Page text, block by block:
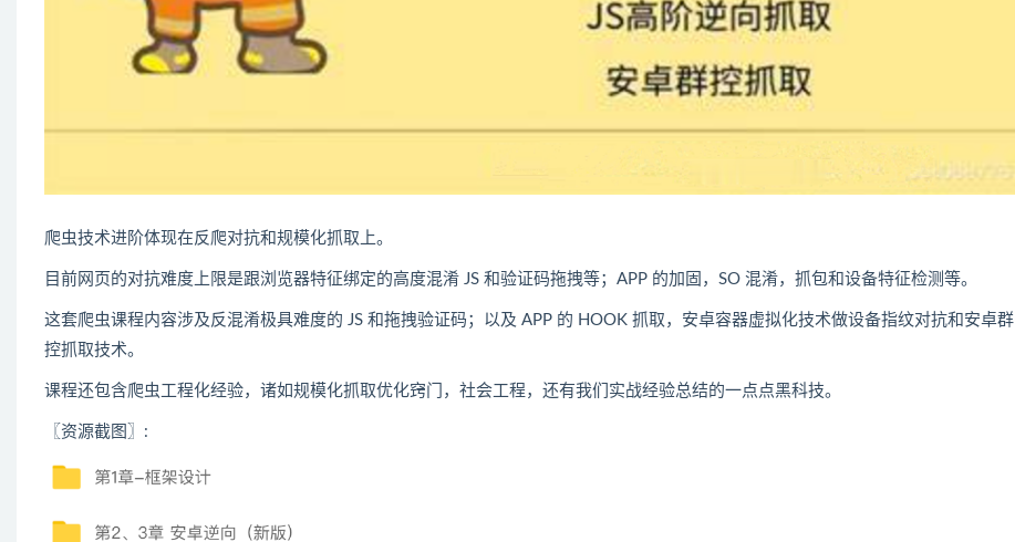
爬虫技术进阶体现在反爬对抗和规模化抓取上。
目前网页的对抗难度上限是跟浏览器特征绑定的高度混淆 JS 和验证码拖拽等；APP 的加固，SO 混淆，抓包和设备特征检测等。
这套爬虫课程内容涉及反混淆极具难度的 JS 和拖拽验证码；以及 APP 的 HOOK 抓取，安卓容器虚拟化技术做设备指纹对抗和安卓群
控抓取技术。
课程还包含爬虫工程化经验，诸如规模化抓取优化窍门，社会工程，还有我们实战经验总结的一点点黑科技。
〖资源截图〗 :